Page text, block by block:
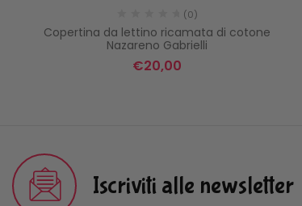
(0)
Copertina da lettino ricamata di cotone
Nazareno Gabrielli
€20,00
Iscriviti alle newsletter